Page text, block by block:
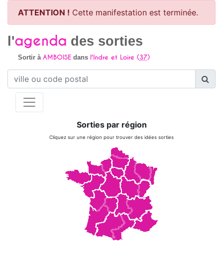
ATTENTION ! Cette manifestation est terminée.
l'agenda des sorties
Sortir à AMBOISEdans l'Indre et Loire (37)
Sorties par région
Cliquez sur une région pour trouver des idées sorties